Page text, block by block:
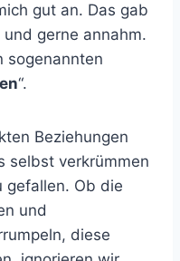
gut an. Das gab
gerne annahm.
sogenannten
“.
Beziehungen
selbst verkrümmen
gefallen. Ob die
und
diese